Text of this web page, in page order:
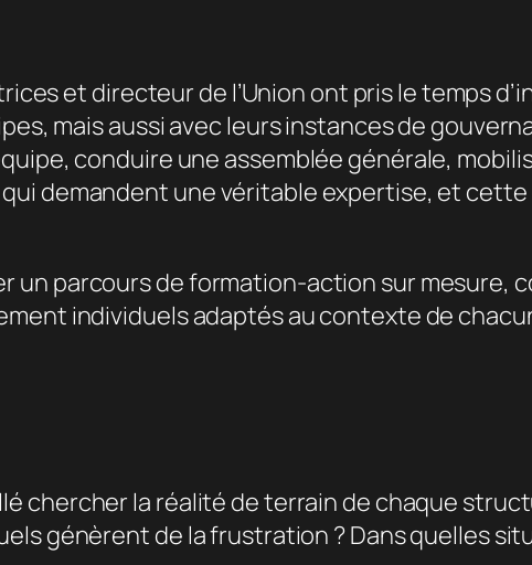
et directeur de l’Union ont pris le temps
mais aussi avec leurs instances de
conduire une assemblée générale,
demandent une véritable expertise, et
un parcours de formation-action sur mesure,
individuels adaptés au contexte de
chercher la réalité de terrain de chaque
génèrent de la frustration ? Dans quelles